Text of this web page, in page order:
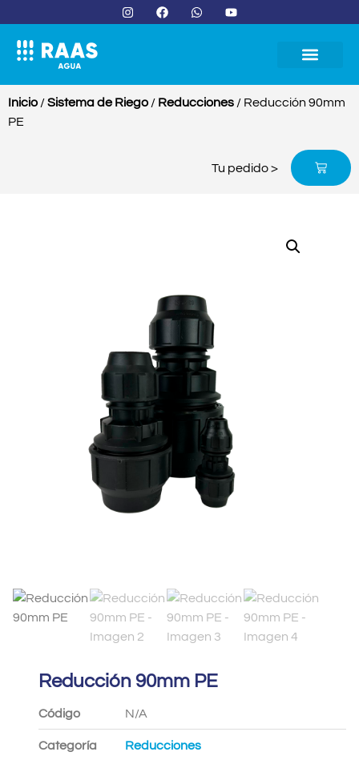
Inicio/Sistema de Riego/ Reducciones / Reducción 90mm
PE
Tu pedido >
Reducción 90mm PE
Código N/A
Categoría Reducciones